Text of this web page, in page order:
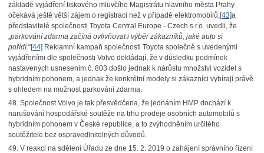
základě vyjádření tiskového mluvčího Magistrátu hlavního města Prahy
očekává ještě větší zájem o registraci než v případě elektromobilů,[43]a
představitelé společnosti Toyota Central Europe - Czech s.r.o. uvedli, že
„parkování zdarma začíná ovlivňovat i výběr zákazníků, jaké auto si
pořídí.“[44] Reklamní kampaň společnosti Toyota společně s uvedenými
vyjádřeními dle společnosti Volvo dokládají, že v důsledku podmínek
nastavených usnesením č. 803 došlo jednak k nárůstu množství vozidel s
hybridním pohonem, a jednak že konkrétní modely si zákazníci vybírají právě
s ohledem na možnost parkování zdarma.
48. Společnost Volvo je tak přesvědčena, že jednáním HMP dochází k
narušování hospodářské soutěže na trhu prodeje osobních automobilů s
hybridním pohonem v České republice, a to zvýhodněním určitého
soutěžitele bez ospravedlnitelných důvodů.
49. V reakci na sdělení Úřadu ze dne 15. 2. 2019 o zahájení správního řízení